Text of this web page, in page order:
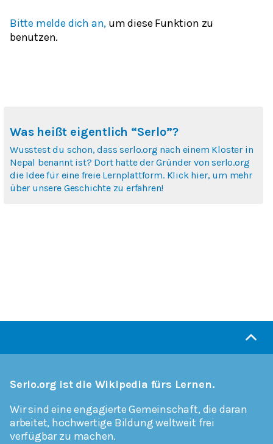
Bitte melde dich an, um diese Funktion zu
benutzen.
Was heißt eigentlich “Serlo”?
Wusstest du schon, dass serlo.org nach einem Kloster in
Nepal benannt ist? Dort hatte der Gründer von serlo.org
die Idee für eine freie Lernplattform. Klick hier, um mehr
über unsere Geschichte zu erfahren!
Serlo.org ist die Wikipedia fürs Lernen.
Wir sind eine engagierte Gemeinschaft, die daran
arbeitet, hochwertige Bildung weltweit frei
verfügbar zu machen.